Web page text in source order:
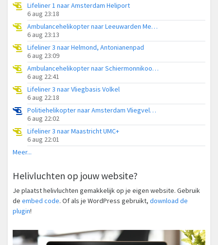
Lifeliner 1 naar Amsterdam Heliport
6 aug 23:18
Ambulancehelikopter naar Leeuwarden Medical Center Heliport
6 aug 23:13
Lifeliner 3 naar Helmond, Antonianenpad
6 aug 23:09
Ambulancehelikopter naar Schiermonnikoog Heliport
6 aug 22:41
Lifeliner 3 naar Vliegbasis Volkel
6 aug 22:18
Politiehelikopter naar Amsterdam Vliegveld Schiphol
6 aug 22:02
Lifeliner 3 naar Maastricht UMC+
6 aug 22:01
Meer...
Helivluchten op jouw website?
Je plaatst helivluchten gemakkelijk op je eigen website. Gebruik
de embed code. Of als je WordPress gebruikt, download de
plugin!